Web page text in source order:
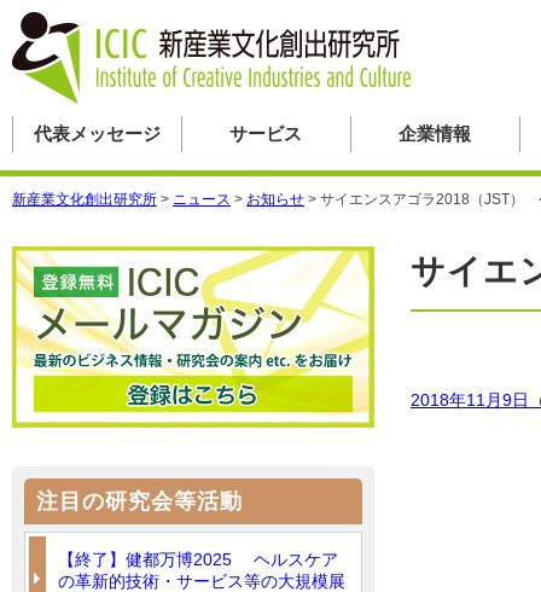
代表メッセージ サービス 企業情報
新産業文化創出研究所 > ニュース > お知らせ > サイエンスアゴラ2018（JST）
サイエ
2018年11月9日
注目の研究会等活動
【終了】健都万博2025 ヘルスケア
の革新的技術・サービス等の大規模展